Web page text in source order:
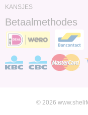
KANSJES
Betaalmethodes
© 2026